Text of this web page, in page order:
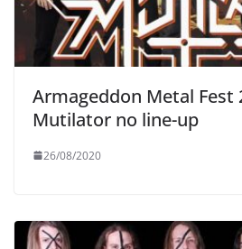
Armageddon Metal Fest
Mutilator no line-up
26/08/2020